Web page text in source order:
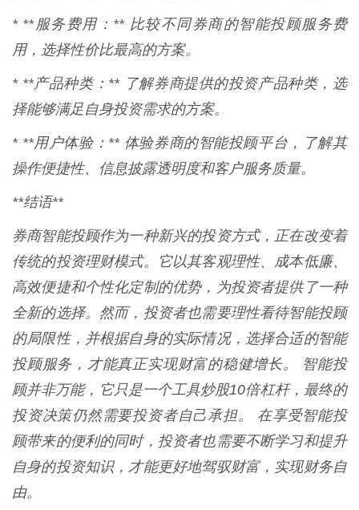
* **服务费用：** 比较不同券商的智能投顾服务费
用，选择性价比最高的方案。
* **产品种类：** 了解券商提供的投资产品种类，选
择能够满足自身投资需求的方案。
* **用户体验：** 体验券商的智能投顾平台，了解其
操作便捷性、信息披露透明度和客户服务质量。
**结语**
券商智能投顾作为一种新兴的投资方式，正在改变着
传统的投资理财模式。它以其客观理性、成本低廉、
高效便捷和个性化定制的优势，为投资者提供了一种
全新的选择。然而，投资者也需要理性看待智能投顾
的局限性，并根据自身的实际情况，选择合适的智能
投顾服务，才能真正实现财富的稳健增长。 智能投
顾并非万能，它只是一个工具炒股10倍杠杆，最终的
投资决策仍然需要投资者自己承担。 在享受智能投
顾带来的便利的同时，投资者也需要不断学习和提升
自身的投资知识，才能更好地驾驭财富，实现财务自
由。